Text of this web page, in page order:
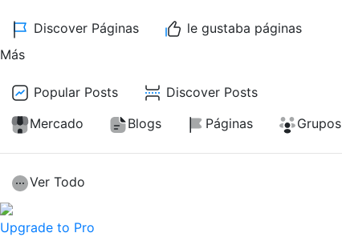
Discover Páginas
le gustaba páginas
Más
Popular Posts
Discover Posts
Mercado
Blogs Páginas Grupos
Ver Todo
Upgrade to Pro